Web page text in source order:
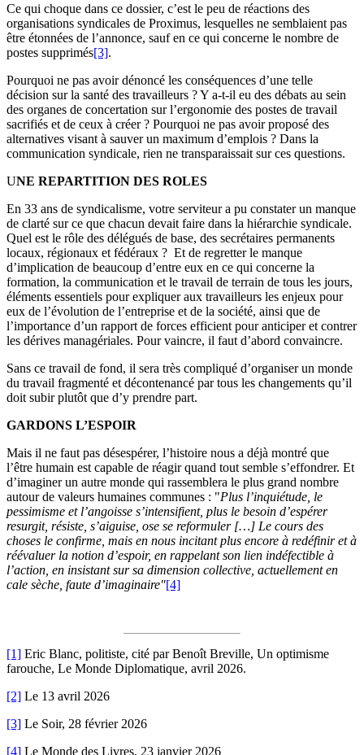
Ce qui choque dans ce dossier, c’est le peu de réactions des
organisations syndicales de Proximus, lesquelles ne semblaient pas
être étonnées de l’annonce, sauf en ce qui concerne le nombre de
postes supprimés[3].
Pourquoi ne pas avoir dénoncé les conséquences d’une telle
décision sur la santé des travailleurs ? Y a-t-il eu des débats au sein
des organes de concertation sur l’ergonomie des postes de travail
sacrifiés et de ceux à créer ? Pourquoi ne pas avoir proposé des
alternatives visant à sauver un maximum d’emplois ? Dans la
communication syndicale, rien ne transparaissait sur ces questions.
UNE REPARTITION DES ROLES
En 33 ans de syndicalisme, votre serviteur a pu constater un manque
de clarté sur ce que chacun devait faire dans la hiérarchie syndicale.
Quel est le rôle des délégués de base, des secrétaires permanents
locaux, régionaux et fédéraux ? Et de regretter le manque
d’implication de beaucoup d’entre eux en ce qui concerne la
formation, la communication et le travail de terrain de tous les jours,
éléments essentiels pour expliquer aux travailleurs les enjeux pour
eux de l’évolution de l’entreprise et de la société, ainsi que de
l’importance d’un rapport de forces efficient pour anticiper et contrer
les dérives managériales. Pour vaincre, il faut d’abord convaincre.
Sans ce travail de fond, il sera très compliqué d’organiser un monde
du travail fragmenté et décontenancé par tous les changements qu’il
doit subir plutôt que d’y prendre part.
GARDONS L’ESPOIR
Mais il ne faut pas désespérer, l’histoire nous a déjà montré que
l’être humain est capable de réagir quand tout semble s’effondrer. Et
d’imaginer un autre monde qui rassemblera le plus grand nombre
autour de valeurs humaines communes : "Plus l’inquiétude, le
pessimisme et l’angoisse s’intensifient, plus le besoin d’espérer
resurgit, résiste, s’aiguise, ose se reformuler […] Le cours des
choses le confirme, mais en nous incitant plus encore à redéfinir et à
réévaluer la notion d’espoir, en rappelant son lien indéfectible à
l’action, en insistant sur sa dimension collective, actuellement en
cale sèche, faute d’imaginaire"[4]
[1] Eric Blanc, politiste, cité par Benoît Breville, Un optimisme
farouche, Le Monde Diplomatique, avril 2026.
[2] Le 13 avril 2026
[3] Le Soir, 28 février 2026
[4] Le Monde des Livres, 23 janvier 2026